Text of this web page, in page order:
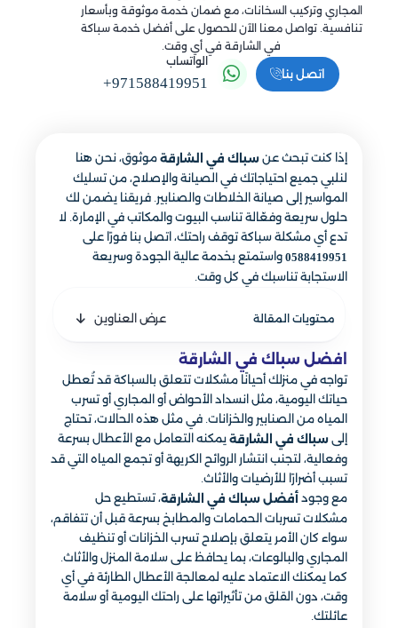
المجاري وتركيب السخانات، مع ضمان خدمة موثوقة وبأسعار
تنافسية. تواصل معنا الآن للحصول على أفضل خدمة سباكة
في الشارقة في أي وقت.
اتصل بنا
الواتساب
+971588419951
إذا كنت تبحث عن سباك في الشارقة موثوق، نحن هنا
لنلبي جميع احتياجاتك في الصيانة والإصلاح، من تسليك
المواسير إلى صيانة الخلاطات والصنابير. فريقنا يضمن لك
حلول سريعة وفعّالة تناسب البيوت والمكاتب في الإمارة. لا
تدع أي مشكلة سباكة توقف راحتك، اتصل بنا فورًا على
0588419951 واستمتع بخدمة عالية الجودة وسريعة
الاستجابة تناسبك في كل وقت.
محتويات المقالة عرض العناوين
افضل سباك في الشارقة
تواجه في منزلك أحيانًا مشكلات تتعلق بالسباكة قد تُعطل
حياتك اليومية، مثل انسداد الأحواض أو المجاري أو تسرب
المياه من الصنابير والخزانات. في مثل هذه الحالات، تحتاج
إلى سباك في الشارقة يمكنه التعامل مع الأعطال بسرعة
وفعالية، لتجنب انتشار الروائح الكريهة أو تجمع المياه التي قد
تسبب أضرارًا للأرضيات والأثاث.
مع وجود أفضل سباك في الشارقة، تستطيع حل
مشكلات تسربات الحمامات والمطابخ بسرعة قبل أن تتفاقم،
سواء كان الأمر يتعلق بإصلاح تسرب الخزانات أو تنظيف
المجاري والبالوعات، بما يحافظ على سلامة المنزل والأثاث.
كما يمكنك الاعتماد عليه لمعالجة الأعطال الطارئة في أي
وقت، دون القلق من تأثيراتها على راحتك اليومية أو سلامة
عائلتك.